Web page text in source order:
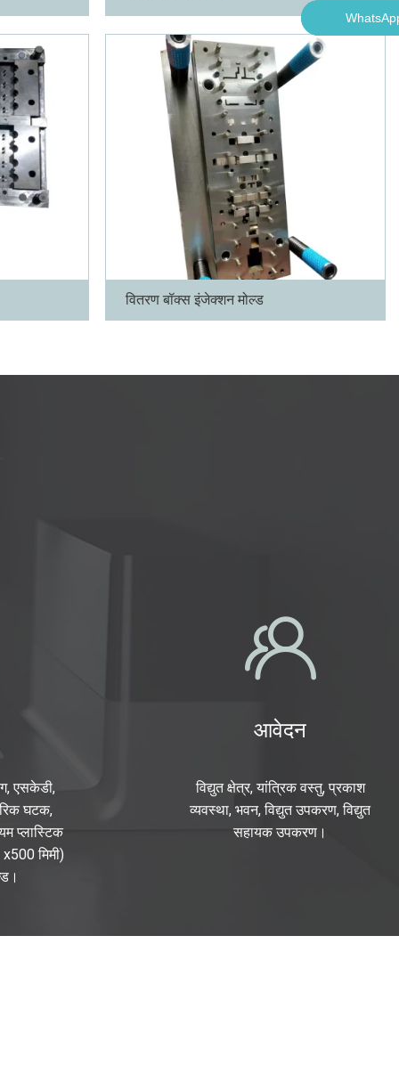
अधिक
वितरण बॉक्स इंजेक्शन मोल्ड
एसकेडी,
घटक,
प्लास्टिक
x500 मिमी)
आवेदन
विद्युत क्षेत्र, यांत्रिक वस्तु, प्रकाश
व्यवस्था, भवन, विद्युत उपकरण, विद्युत
सहायक उपकरण।